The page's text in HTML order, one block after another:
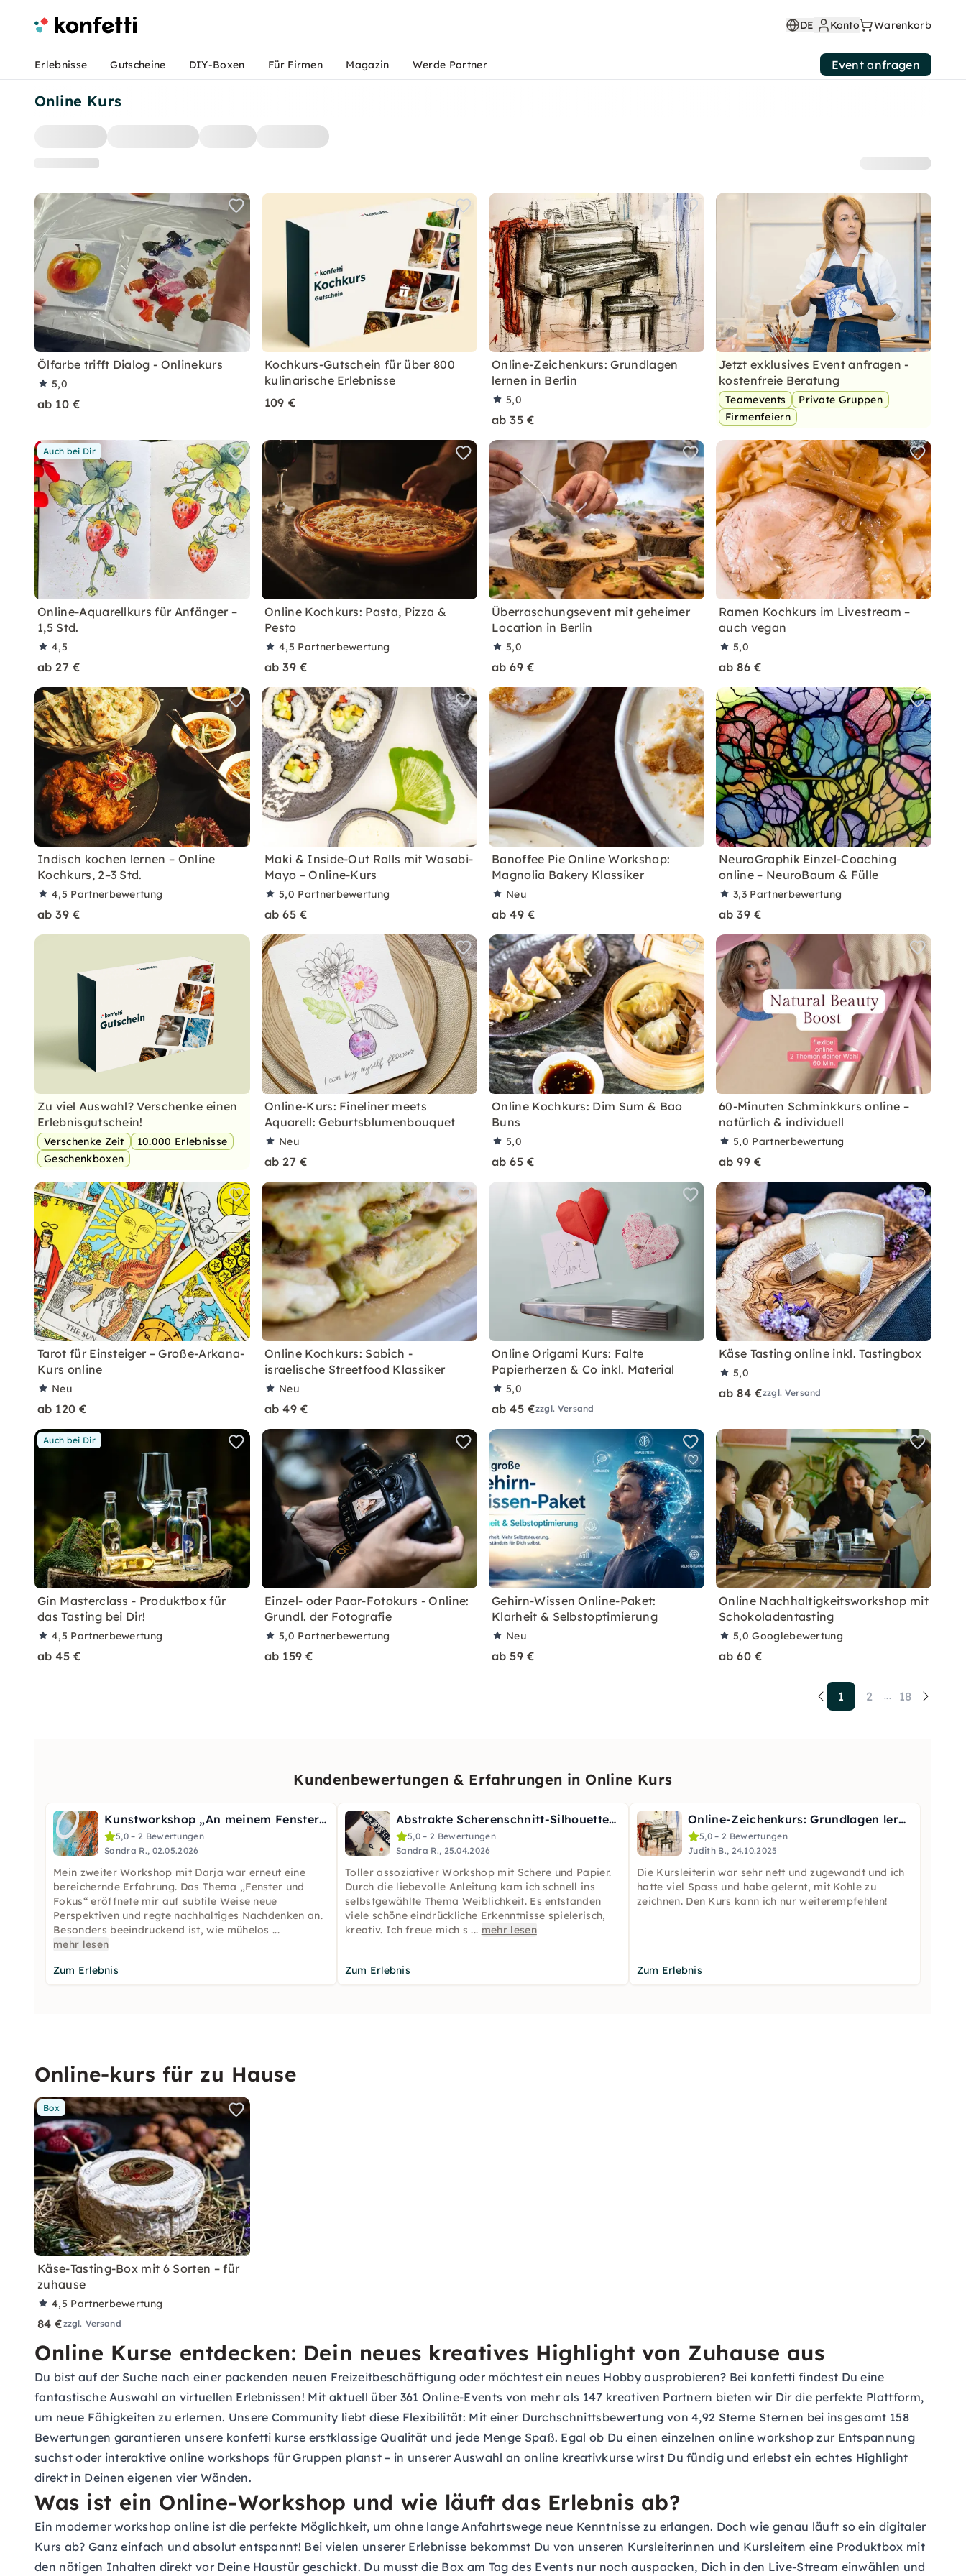
Online Kurs
Ölfarbe trifft Dialog - Onlinekurs
5,0
ab 10 €
Kochkurs-Gutschein für über 800
kulinarische Erlebnisse
109 €
Online-Zeichenkurs: Grundlagen
lernen in Berlin
5,0
ab 35 €
Jetzt exklusives Event anfragen -
kostenfreie Beratung
Teamevents
Private Gruppen
Firmenfeiern
Auch bei Dir
Online-Aquarellkurs für Anfänger –
1,5 Std.
4,5
ab 27 €
Online Kochkurs: Pasta, Pizza &
Pesto
4,5 Partnerbewertung
ab 39 €
Überraschungsevent mit geheimer
Location in Berlin
5,0
ab 69 €
Ramen Kochkurs im Livestream –
auch vegan
5,0
ab 86 €
Indisch kochen lernen – Online
Kochkurs, 2–3 Std.
4,5 Partnerbewertung
ab 39 €
Maki & Inside-Out Rolls mit Wasabi-
Mayo – Online-Kurs
5,0 Partnerbewertung
ab 65 €
Banoffee Pie Online Workshop:
Magnolia Bakery Klassiker
Neu
ab 49 €
NeuroGraphik Einzel-Coaching
online – NeuroBaum & Fülle
3,3 Partnerbewertung
ab 39 €
Zu viel Auswahl? Verschenke einen
Erlebnisgutschein!
Verschenke Zeit
10.000 Erlebnisse
Geschenkboxen
Online-Kurs: Fineliner meets
Aquarell: Geburtsblumenbouquet
Neu
ab 27 €
Online Kochkurs: Dim Sum & Bao
Buns
5,0
ab 65 €
60-Minuten Schminkkurs online –
natürlich & individuell
5,0 Partnerbewertung
ab 99 €
Tarot für Einsteiger – Große-Arkana-
Kurs online
Neu
ab 120 €
Online Kochkurs: Sabich -
israelische Streetfood Klassiker
Neu
ab 49 €
Online Origami Kurs: Falte
Papierherzen & Co inkl. Material
5,0
ab 45 €zzgl. Versand
Käse Tasting online inkl. Tastingbox
5,0
ab 84 €zzgl. Versand
Auch bei Dir
Gin Masterclass - Produktbox für
das Tasting bei Dir!
4,5 Partnerbewertung
ab 45 €
Einzel- oder Paar-Fotokurs - Online:
Grundl. der Fotografie
5,0 Partnerbewertung
ab 159 €
Gehirn-Wissen Online-Paket:
Klarheit & Selbstoptimierung
Neu
ab 59 €
Online Nachhaltigkeitsworkshop mit
Schokoladentasting
5,0Googlebewertung
ab 60 €
1 2 ... 18
Kundenbewertungen & Erfahrungen in Online Kurs
Kunstworkshop „An meinem Fenster“ - online
5,0 – 2 Bewertungen
Sandra R., 02.05.2026
Mein zweiter Workshop mit Darja war erneut eine
bereichernde Erfahrung. Das Thema „Fenster und
Fokus“ eröffnete mir auf subtile Weise neue
Perspektiven und regte nachhaltiges Nachdenken an.
Besonders beeindruckend ist, wie mühelos ...
mehr lesen
Zum Erlebnis
Abstrakte Scherenschnitt-Silhouetten – Online-Kurs
5,0 – 2 Bewertungen
Sandra R., 25.04.2026
Toller assoziativer Workshop mit Schere und Papier.
Durch die liebevolle Anleitung kam ich schnell ins
selbstgewählte Thema Weiblichkeit. Es entstanden
viele schöne eindrückliche Erkenntnisse spielerisch,
kreativ. Ich freue mich s ... mehr lesen
Zum Erlebnis
Online-Zeichenkurs: Grundlagen lernen in Berlin
5,0 – 2 Bewertungen
Judith B., 24.10.2025
Die Kursleiterin war sehr nett und zugewandt und ich
hatte viel Spass und habe gelernt, mit Kohle zu
zeichnen. Den Kurs kann ich nur weiterempfehlen!
Zum Erlebnis
Online-kurs für zu Hause
Box
Käse-Tasting-Box mit 6 Sorten – für
zuhause
4,5 Partnerbewertung
84 €zzgl. Versand
Online Kurse entdecken: Dein neues kreatives Highlight von Zuhause aus
Du bist auf der Suche nach einer packenden neuen Freizeitbeschäftigung oder möchtest ein neues Hobby ausprobieren? Bei konfetti findest Du eine
fantastische Auswahl an virtuellen Erlebnissen! Mit aktuell über 361 Online-Events von mehr als 147 kreativen Partnern bieten wir Dir die perfekte Plattform,
um neue Fähigkeiten zu erlernen. Unsere Community liebt diese Flexibilität: Mit einer Durchschnittsbewertung von 4,92 Sterne Sternen bei insgesamt 158
Bewertungen garantieren unsere konfetti kurse erstklassige Qualität und jede Menge Spaß. Egal ob Du einen einzelnen online workshop zur Entspannung
suchst oder interaktive online workshops für Gruppen planst – in unserer Auswahl an online kreativkurse wirst Du fündig und erlebst ein echtes Highlight
direkt in Deinen eigenen vier Wänden.
Was ist ein Online-Workshop und wie läuft das Erlebnis ab?
Ein moderner workshop online ist die perfekte Möglichkeit, um ohne lange Anfahrtswege neue Kenntnisse zu erlangen. Doch wie genau läuft so ein digitaler
Kurs ab? Ganz einfach und absolut entspannt! Bei vielen unserer Erlebnisse bekommst Du von unseren Kursleiterinnen und Kursleitern eine Produktbox mit
den nötigen Inhalten direkt vor Deine Haustür geschickt. Du musst die Box am Tag des Events nur noch auspacken, Dich in den Live-Stream einwählen und
DE Konto Warenkorb
Erlebnisse Gutscheine DIY-Boxen Für Firmen Magazin Werde Partner Event anfragen